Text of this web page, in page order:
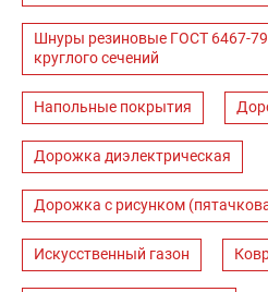
Шнуры резиновые ГОСТ 6467-79
круглого сечений
Напольные покрытия
Дорожка диэлектрическая
Дорожка с рисунком
Искусственный газон